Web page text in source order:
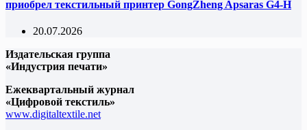
приобрел текстильный принтер GongZheng Apsaras G4-H
20.07.2026
Издательская группа
«Индустрия печати»
Ежеквартальный журнал
«Цифровой текстиль»
www.digitaltextile.net